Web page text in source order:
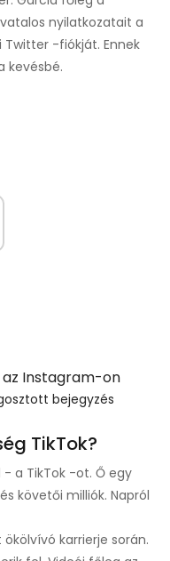
nyilatkozatait a
Twitter -fiókját. Ennek
kevésbé.
Instagram-on
bejegyzés
TikTok?
a TikTok -ot. Ő egy
követői milliók. Napról
karrierje során.